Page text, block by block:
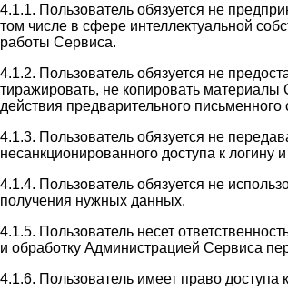
4.1.1. Пользователь обязуется не
том числе в сфере интеллектуальной
работы Сервиса.
4.1.2. Пользователь обязуется не
тиражировать, не копировать
действия предварительного
4.1.3. Пользователь обязуется не
несанкционированного доступа к
4.1.4. Пользователь обязуется не
получения нужных данных.
4.1.5. Пользователь несет
и обработку Администрацией Сервиса
4.1.6. Пользователь имеет право